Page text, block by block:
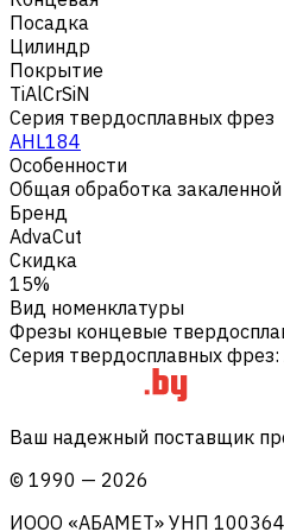
Посадка
Цилиндр
Покрытие
TiAlCrSiN
Серия твердосплавных фрез
AHL184
Особенности
Общая обработка
Бренд
AdvaCut
Скидка
15%
Вид номенклатуры
Фрезы концевые
Серия твердосплавных фрез:
Ваш надежный поставщик
© 1990 — 2026
ИООО «АБАМЕТ» УНП